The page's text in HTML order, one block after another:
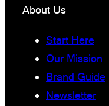
About Us
Start Here
Our Mission
Brand Guide
Newsletter